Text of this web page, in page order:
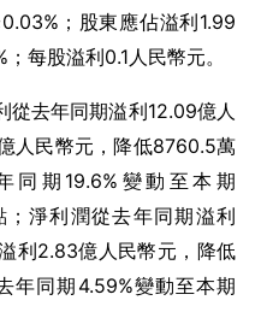
；股東應佔溢利1.99
每股溢利0.1人民幣元。
從去年同期溢利12.09億人
人民幣元，降低8760.5萬
同期19.6%變動至本期
；淨利潤從去年同期溢利
利2.83億人民幣元，降低
年同期4.59%變動至本期